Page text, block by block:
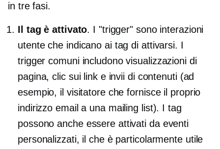
in tre fasi.
Il tag è attivato. I "trigger" sono interazioni
utente che indicano ai tag di attivarsi. I
trigger comuni includono visualizzazioni di
pagina, clic sui link e invii di contenuti (ad
esempio, il visitatore che fornisce il proprio
indirizzo email a una mailing list). I tag
possono anche essere attivati ​​da eventi
personalizzati, il che è particolarmente utile